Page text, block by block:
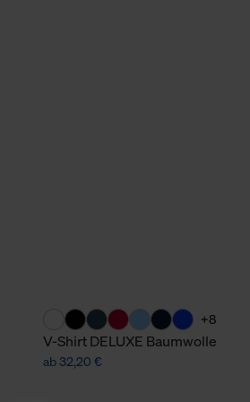
+8
V-Shirt DELUXE Baumwolle
ab 32,20 €